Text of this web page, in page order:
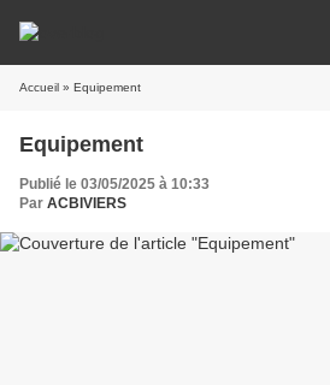
Accueil » Equipement
Equipement
Publié le 03/05/2025 à 10:33
Par ACBIVIERS